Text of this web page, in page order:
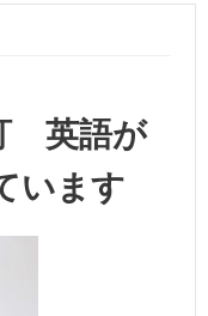
英語が
います